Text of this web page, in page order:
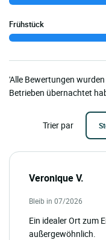
Frühstück
'Alle Bewertungen
Betrieben übernachtet
Trier par
Veronique V.
Bleib in 07/2026
Ein idealer Ort zum
außergewöhnlich.